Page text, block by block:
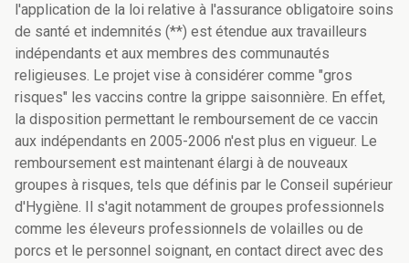
l'application de la loi relative à l'assurance obligatoire soins
de santé et indemnités (**) est étendue aux travailleurs
indépendants et aux membres des communautés
religieuses. Le projet vise à considérer comme "gros
risques" les vaccins contre la grippe saisonnière. En effet,
la disposition permettant le remboursement de ce vaccin
aux indépendants en 2005-2006 n'est plus en vigueur. Le
remboursement est maintenant élargi à de nouveaux
groupes à risques, tels que définis par le Conseil supérieur
d'Hygiène. Il s'agit notamment de groupes professionnels
comme les éleveurs professionnels de volailles ou de
porcs et le personnel soignant, en contact direct avec des